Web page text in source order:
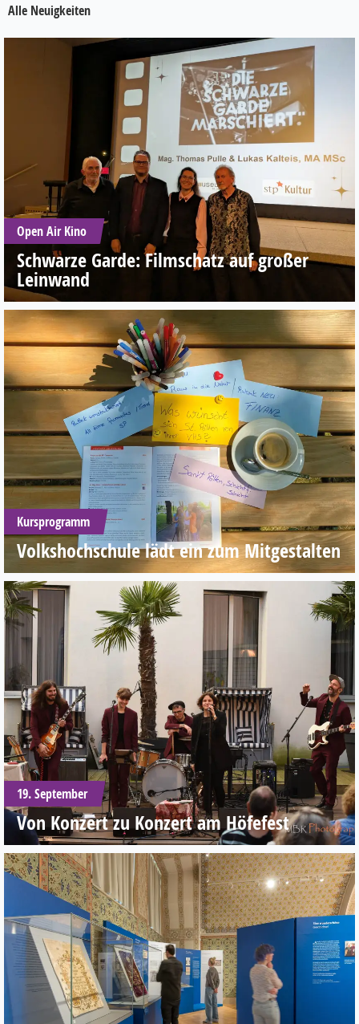
Alle Neuigkeiten
Open Air Kino
Schwarze Garde: Filmschatz auf großer
Leinwand
Kursprogramm
Volkshochschule lädt ein zum Mitgestalten
19. September
Von Konzert zu Konzert am Höfefest